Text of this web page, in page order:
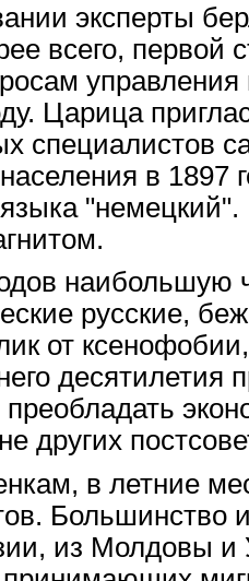
эксперты
всего,
Царица
специалистов
в 1897
языка
наибольшую
русские,
от
десятилетия
других
в летние
Большинство
из Молдовы и